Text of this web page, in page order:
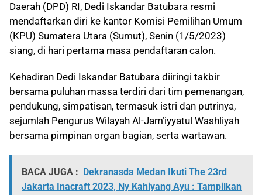
Daerah (DPD) RI, Dedi Iskandar Batubara resmi
mendaftarkan diri ke kantor Komisi Pemilihan Umum
(KPU) Sumatera Utara (Sumut), Senin (1/5/2023)
siang, di hari pertama masa pendaftaran calon.
Kehadiran Dedi Iskandar Batubara diiringi takbir
bersama puluhan massa terdiri dari tim pemenangan,
pendukung, simpatisan, termasuk istri dan putrinya,
sejumlah Pengurus Wilayah Al-Jam’iyyatul Washliyah
bersama pimpinan organ bagian, serta wartawan.
BACA JUGA : Dekranasda Medan Ikuti The 23rd
Jakarta Inacraft 2023, Ny Kahiyang Ayu : Tampilkan